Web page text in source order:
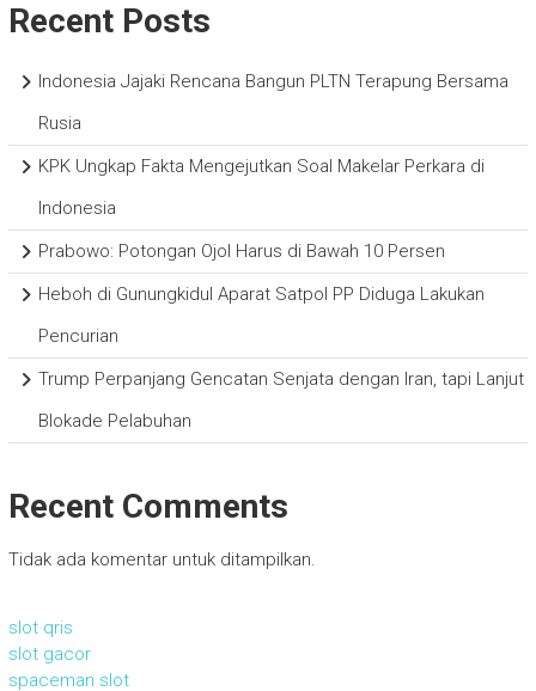
Recent Posts
Indonesia Jajaki Rencana Bangun PLTN Terapung Bersama
Rusia
KPK Ungkap Fakta Mengejutkan Soal Makelar Perkara di
Indonesia
Prabowo: Potongan Ojol Harus di Bawah 10 Persen
Heboh di Gunungkidul Aparat Satpol PP Diduga Lakukan
Pencurian
Trump Perpanjang Gencatan Senjata dengan Iran, tapi Lanjut
Blokade Pelabuhan
Recent Comments
Tidak ada komentar untuk ditampilkan.
slot qris
slot gacor
spaceman slot